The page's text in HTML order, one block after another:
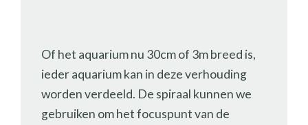
Of het aquarium nu 30cm of 3m breed is,
ieder aquarium kan in deze verhouding
worden verdeeld. De spiraal kunnen we
gebruiken om het focuspunt van de